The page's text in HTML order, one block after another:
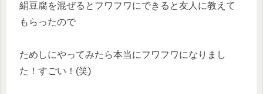
絹豆腐を混ぜるとフワフワにできると友人に教えて
もらったので
ためしにやってみたら本当にフワフワになりまし
た！すごい！(笑)